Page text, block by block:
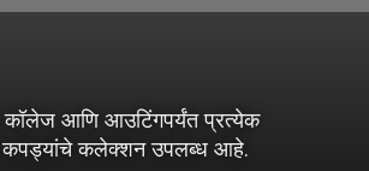
कॉलेज आणि आउटिंगपर्यंत प्रत्येक
कपड्यांचे कलेक्शन उपलब्ध आहे.